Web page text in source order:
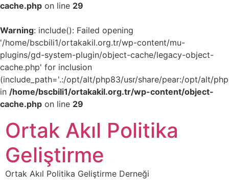
cache.php on line 29
Warning: include(): Failed opening
'/home/bscbili1/ortakakil.org.tr/wp-content/mu-
plugins/gd-system-plugin/object-cache/legacy-object-
cache.php' for inclusion
(include_path='.:/opt/alt/php83/usr/share/pear:/opt/alt/
in /home/bscbili1/ortakakil.org.tr/wp-content/object-
cache.php on line 29
Ortak Akıl Politika
Geliştirme
Ortak Akıl Politika Geliştirme Derneği